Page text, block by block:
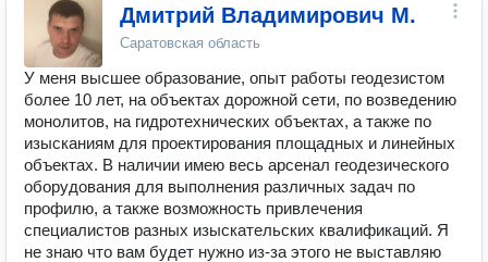
Дмитрий Владимирович М.
Саратовская область
У меня высшее образование, опыт работы геодезистом
более 10 лет, на объектах дорожной сети, по возведению
монолитов, на гидротехнических объектах, а также по
изысканиям для проектирования площадных и линейных
объектах. В наличии имею весь арсенал геодезического
оборудования для выполнения различных задач по
профилю, а также возможность привлечения
специалистов разных изыскательских квалификаций. Я
не знаю что вам будет нужно из-за этого не выставляю